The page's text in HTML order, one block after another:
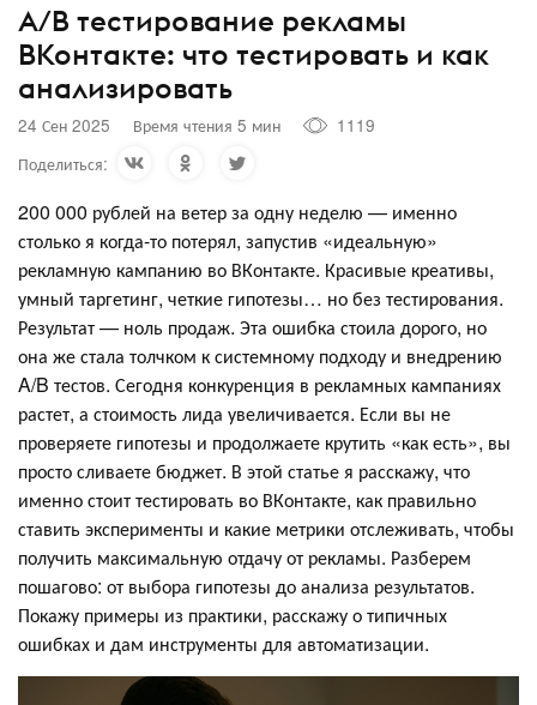
A/B тестирование рекламы
ВКонтакте: что тестировать и как
анализировать
24 Сен 2025 Время чтения 5 мин
1119
Поделиться:
200 000 рублей на ветер за одну неделю — именно
столько я когда-то потерял, запустив «идеальную»
рекламную кампанию во ВКонтакте. Красивые креативы,
умный таргетинг, четкие гипотезы… но без тестирования.
Результат — ноль продаж. Эта ошибка стоила дорого, но
она же стала толчком к системному подходу и внедрению
A/B тестов. Сегодня конкуренция в рекламных кампаниях
растет, а стоимость лида увеличивается. Если вы не
проверяете гипотезы и продолжаете крутить «как есть», вы
просто сливаете бюджет. В этой статье я расскажу, что
именно стоит тестировать во ВКонтакте, как правильно
ставить эксперименты и какие метрики отслеживать, чтобы
получить максимальную отдачу от рекламы. Разберем
пошагово: от выбора гипотезы до анализа результатов.
Покажу примеры из практики, расскажу о типичных
ошибках и дам инструменты для автоматизации.